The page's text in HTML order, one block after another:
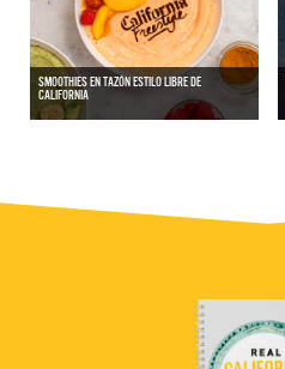
SMOOTHIES EN TAZÓN ESTILO LIBRE DE
CALIFORNIA